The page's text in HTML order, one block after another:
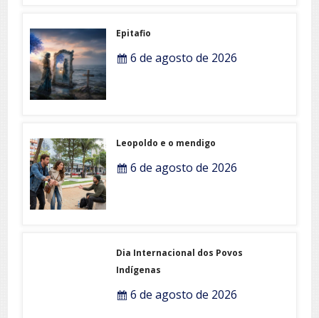
Epitafio
6 de agosto de 2026
Leopoldo e o mendigo
6 de agosto de 2026
Dia Internacional dos Povos
Indígenas
6 de agosto de 2026